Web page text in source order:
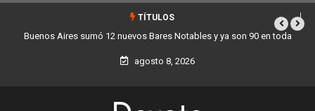
TÍTULOS
Buenos Aires sumó 12 nuevos Bares Notables y ya son 90 en toda la
Ciudad
agosto 8, 2026